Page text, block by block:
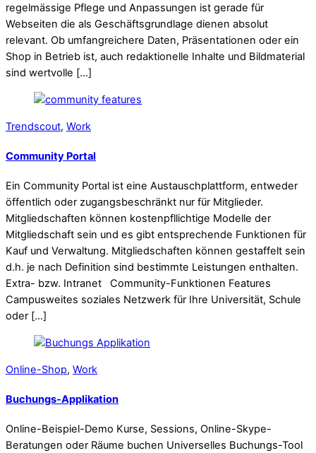
regelmässige Pflege und Anpassungen ist gerade für
Webseiten die als Geschäftsgrundlage dienen absolut
relevant. Ob umfangreichere Daten, Präsentationen oder ein
Shop in Betrieb ist, auch redaktionelle Inhalte und Bildmaterial
sind wertvolle […]
Trendscout, Work
Community Portal
Ein Community Portal ist eine Austauschplattform, entweder
öffentlich oder zugangsbeschränkt nur für Mitglieder.
Mitgliedschaften können kostenpfllichtige Modelle der
Mitgliedschaft sein und es gibt entsprechende Funktionen für
Kauf und Verwaltung. Mitgliedschaften können gestaffelt sein
d.h. je nach Definition sind bestimmte Leistungen enthalten.
Extra- bzw. Intranet Community-Funktionen Features
Campusweites soziales Netzwerk für Ihre Universität, Schule
oder […]
Online-Shop, Work
Buchungs-Applikation
Online-Beispiel-Demo Kurse, Sessions, Online-Skype-
Beratungen oder Räume buchen Universelles Buchungs-Tool